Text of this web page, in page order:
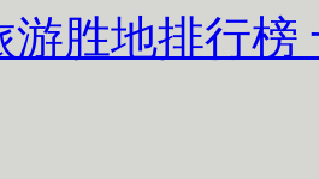
游胜地排行榜